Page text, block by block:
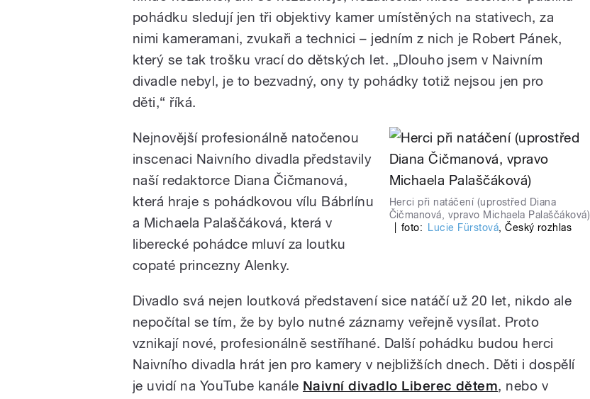
pohádku sledují jen tři objektivy kamer umístěných na stativech, za
nimi kameramani, zvukaři a technici – jedním z nich je Robert Pánek,
který se tak trošku vrací do dětských let. „Dlouho jsem v Naivním
divadle nebyl, je to bezvadný, ony ty pohádky totiž nejsou jen pro
děti,“ říká.
Herci při natáčení (uprostřed Diana
Čičmanová, vpravo Michaela Palaščáková)
foto: Lucie Fürstová,Český rozhlas
Nejnovější profesionálně natočenou
inscenaci Naivního divadla představily
naší redaktorce Diana Čičmanová,
která hraje s pohádkovou vílu Bábrlínu
a Michaela Palaščáková, která v
liberecké pohádce mluví za loutku
copaté princezny Alenky.
Divadlo svá nejen loutková představení sice natáčí už 20 let, nikdo ale
nepočítal se tím, že by bylo nutné záznamy veřejně vysílat. Proto
vznikají nové, profesionálně sestříhané. Další pohádku budou herci
Naivního divadla hrát jen pro kamery v nejbližších dnech. Děti i dospělí
je uvidí na YouTube kanále Naivní divadlo Liberec dětem, nebo v